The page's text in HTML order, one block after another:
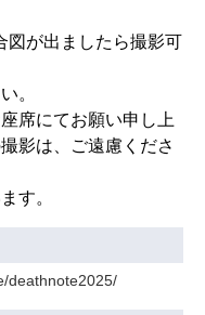
が出ましたら撮影可
。
席にてお願い申し上
影は、ご遠慮くださ
す。
deathnote2025/